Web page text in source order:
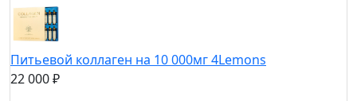
Питьевой коллаген на 10 000мг 4Lemons
22 000 ₽